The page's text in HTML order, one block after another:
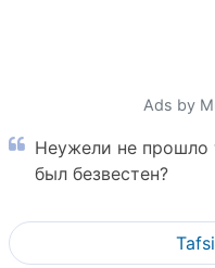
Ads by
Неужели не прошло
был безвестен?